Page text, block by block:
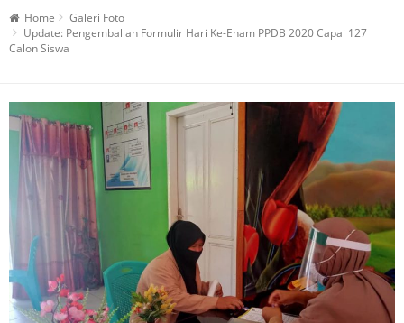
Home
Galeri Foto
Update: Pengembalian Formulir Hari Ke-Enam PPDB 2020 Capai 127
Calon Siswa